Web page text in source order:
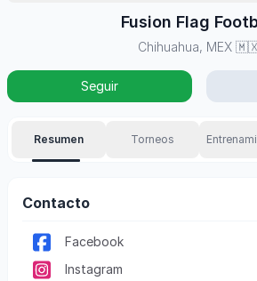
Fusion Flag
Chihuahua, MEX
Seguir
Resumen Torneos
Contacto
Facebook
Instagram